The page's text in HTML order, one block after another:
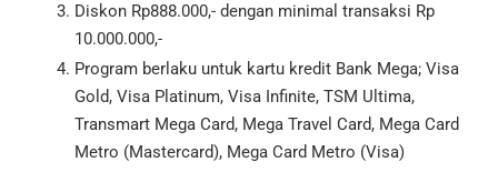
Diskon Rp888.000,- dengan minimal transaksi Rp
10.000.000,-
Program berlaku untuk kartu kredit Bank Mega; Visa
Gold, Visa Platinum, Visa Infinite, TSM Ultima,
Transmart Mega Card, Mega Travel Card, Mega Card
Metro (Mastercard), Mega Card Metro (Visa)